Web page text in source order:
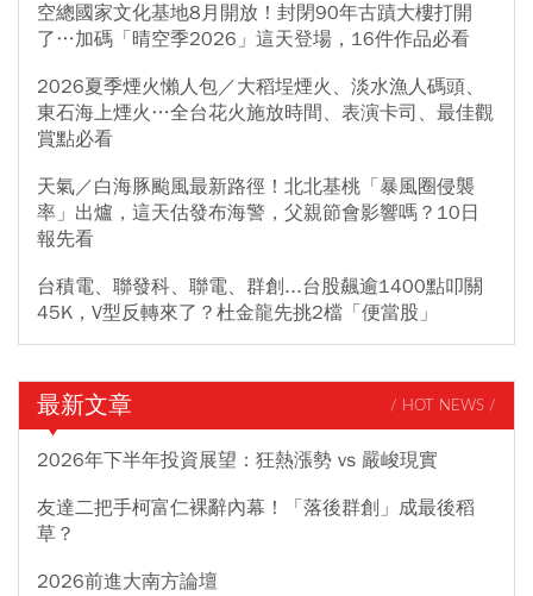
空總國家文化基地8月開放！封閉90年古蹟大樓打開
了…加碼「晴空季2026」這天登場，16件作品必看
2026夏季煙火懶人包／大稻埕煙火、淡水漁人碼頭、
東石海上煙火…全台花火施放時間、表演卡司、最佳觀
賞點必看
天氣／白海豚颱風最新路徑！北北基桃「暴風圈侵襲
率」出爐，這天估發布海警，父親節會影響嗎？10日
報先看
台積電、聯發科、聯電、群創...台股飆逾1400點叩關
45K，V型反轉來了？杜金龍先挑2檔「便當股」
最新文章 / HOT NEWS /
2026年下半年投資展望：狂熱漲勢 vs 嚴峻現實
友達二把手柯富仁裸辭內幕！「落後群創」成最後稻
草？
2026前進大南方論壇